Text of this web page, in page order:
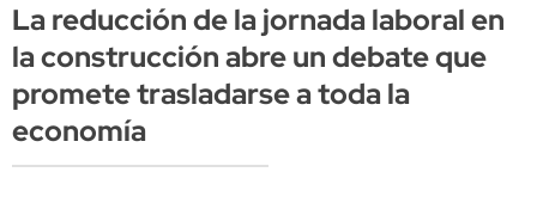
La reducción de la jornada laboral en
la construcción abre un debate que
promete trasladarse a toda la
economía